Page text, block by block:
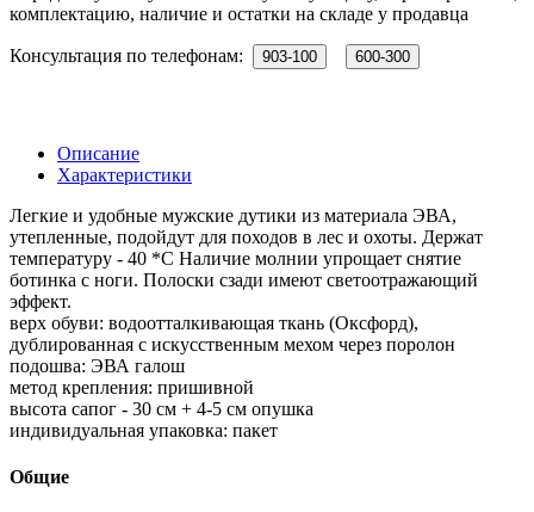
комплектацию, наличие и остатки на складе у продавца
Консультация по телефонам: 903-100 600-300
Описание
Характеристики
Легкие и удобные мужские дутики из материала ЭВА,
утепленные, подойдут для походов в лес и охоты. Держат
температуру - 40 *С Наличие молнии упрощает снятие
ботинка с ноги. Полоски сзади имеют светоотражающий
эффект.
верх обуви: водоотталкивающая ткань (Оксфорд),
дублированная с искусственным мехом через поролон
подошва: ЭВА галош
метод крепления: пришивной
высота сапог - 30 см + 4-5 см опушка
индивидуальная упаковка: пакет
Общие